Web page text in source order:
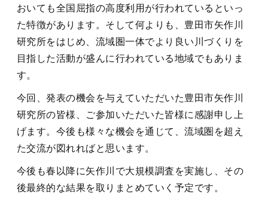
おいても全国屈指の高度利用が行われているといっ
た特徴があります。そして何よりも、豊田市矢作川
研究所をはじめ、流域圏一体でより良い川づくりを
目指した活動が盛んに行われている地域でもありま
す。
今回、発表の機会を与えていただいた豊田市矢作川
研究所の皆様、ご参加いただいた皆様に感謝申し上
げます。今後も様々な機会を通じて、流域圏を超え
た交流が図れればと思います。
今後も春以降に矢作川で大規模調査を実施し、その
後最終的な結果を取りまとめていく予定です。